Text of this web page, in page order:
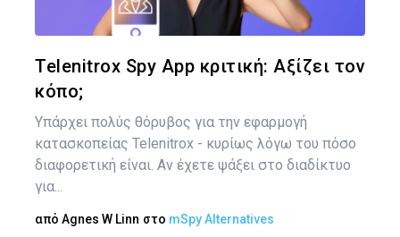
Telenitrox Spy App κριτική: Αξίζει τον
κόπο;
Υπάρχει πολύς θόρυβος για την εφαρμογή
κατασκοπείας Telenitrox - κυρίως λόγω του πόσο
διαφορετική είναι. Αν έχετε ψάξει στο διαδίκτυο
για...
από Agnes W Linn στο mSpy Alternatives